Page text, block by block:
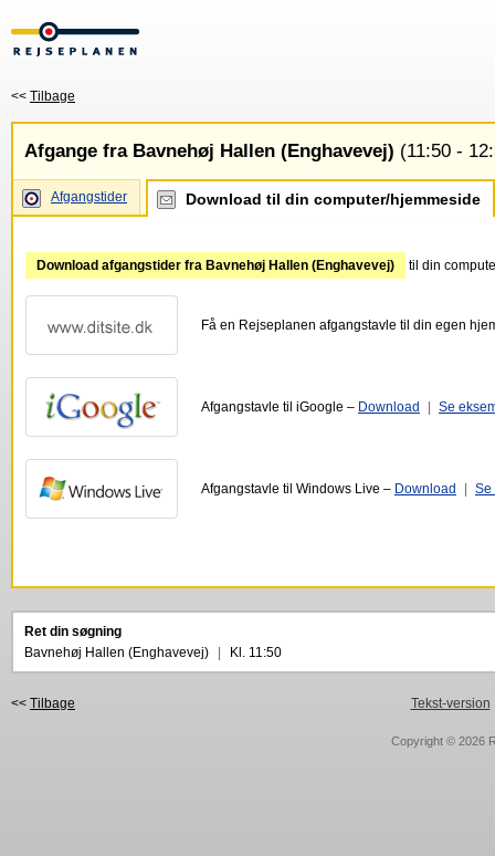
<< Tilbage
Afgange fra Bavnehøj Hallen (Enghavevej) (11:50 -
Afgangstider Download til din computer/hjemmeside
Download afgangstider fra Bavnehøj Hallen (Enghavevej) til din
Få en Rejseplanen afgangstavle til din egen
Afgangstavle til iGoogle – Download Se
Afgangstavle til Windows Live – Download Se
Ret din søgning
Bavnehøj Hallen (Enghavevej)
Kl. 11:50
<< Tilbage Tekst-version
Copyright © 2026